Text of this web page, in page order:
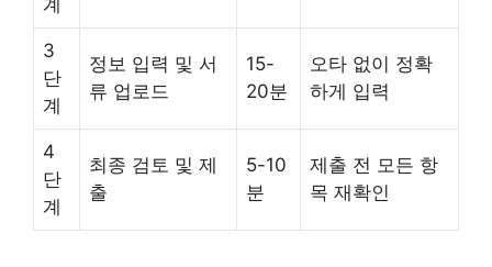
3
단
계
정보 입력 및 서
류 업로드
15-
20분
오타 없이 정확
하게 입력
4
단
계
최종 검토 및 제
출
5-10
분
제출 전 모든 항
목 재확인